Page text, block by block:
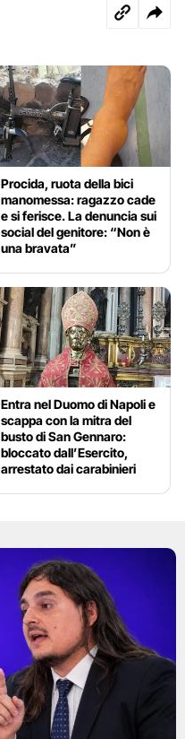
Procida, ruota della bici
manomessa: ragazzo cade
e si ferisce. La denuncia sui
social del genitore: “Non è
una bravata”
Entra nel Duomo di Napoli e
scappa con la mitra del
busto di San Gennaro:
bloccato dall’Esercito,
arrestato dai carabinieri